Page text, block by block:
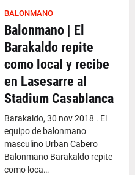
BALONMANO
Balonmano | El
Barakaldo repite
como local y recibe
en Lasesarre al
Stadium Casablanca
Barakaldo, 30 nov 2018 . El
equipo de balonmano
masculino Urban Cabero
Balonmano Barakaldo repite
como loca…